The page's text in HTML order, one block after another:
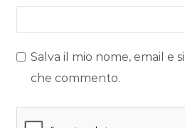
Salva il mio nome, email e
che commento.